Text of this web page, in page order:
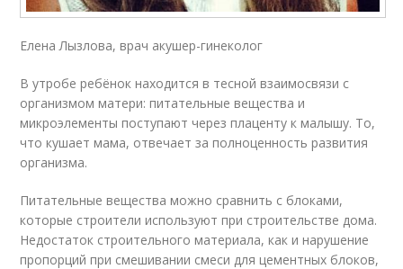
Елена Лызлова, врач акушер-гинеколог
В утробе ребёнок находится в тесной взаимосвязи с
организмом матери: питательные вещества и
микроэлементы поступают через плаценту к малышу. То,
что кушает мама, отвечает за полноценность развития
организма.
Питательные вещества можно сравнить с блоками,
которые строители используют при строительстве дома.
Недостаток строительного материала, как и нарушение
пропорций при смешивании смеси для цементных блоков,